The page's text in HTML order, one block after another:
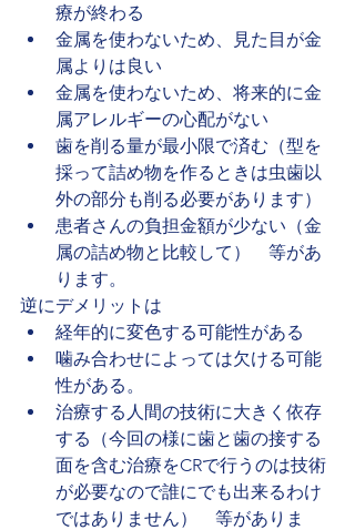
療が終わる
金属を使わないため、見た目が金
属よりは良い
金属を使わないため、将来的に金
属アレルギーの心配がない
歯を削る量が最小限で済む（型を
採って詰め物を作るときは虫歯以
外の部分も削る必要があります）
患者さんの負担金額が少ない（金
属の詰め物と比較して）　等があ
ります。
逆にデメリットは
経年的に変色する可能性がある
噛み合わせによっては欠ける可能
性がある。
治療する人間の技術に大きく依存
する（今回の様に歯と歯の接する
面を含む治療をCRで行うのは技術
が必要なので誰にでも出来るわけ
ではありません）　等がありま